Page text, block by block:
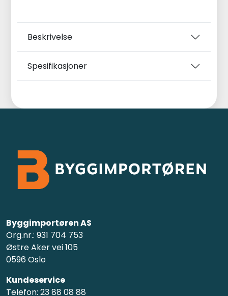
Beskrivelse
Spesifikasjoner
Byggimportøren AS
Org.nr.: 931 704 753
Østre Aker vei 105
0596 Oslo
Kundeservice
Telefon: 23 88 08 88